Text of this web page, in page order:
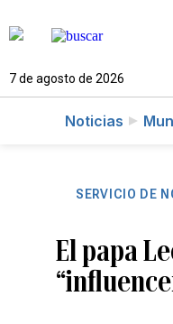
7 de agosto de 2026
Noticias
SERVICIO DE
El papa